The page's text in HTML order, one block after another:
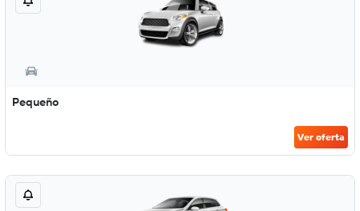
Pequeño
Ver oferta